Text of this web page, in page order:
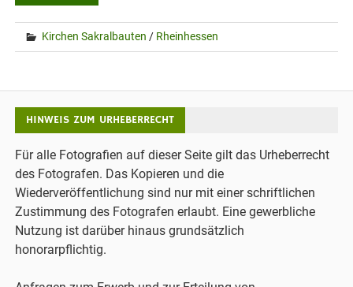
Kirchen Sakralbauten / Rheinhessen
HINWEIS ZUM URHEBERRECHT
Für alle Fotografien auf dieser Seite gilt das Urheberrecht
des Fotografen. Das Kopieren und die
Wiederveröffentlichung sind nur mit einer schriftlichen
Zustimmung des Fotografen erlaubt. Eine gewerbliche
Nutzung ist darüber hinaus grundsätzlich
honorarpflichtig.